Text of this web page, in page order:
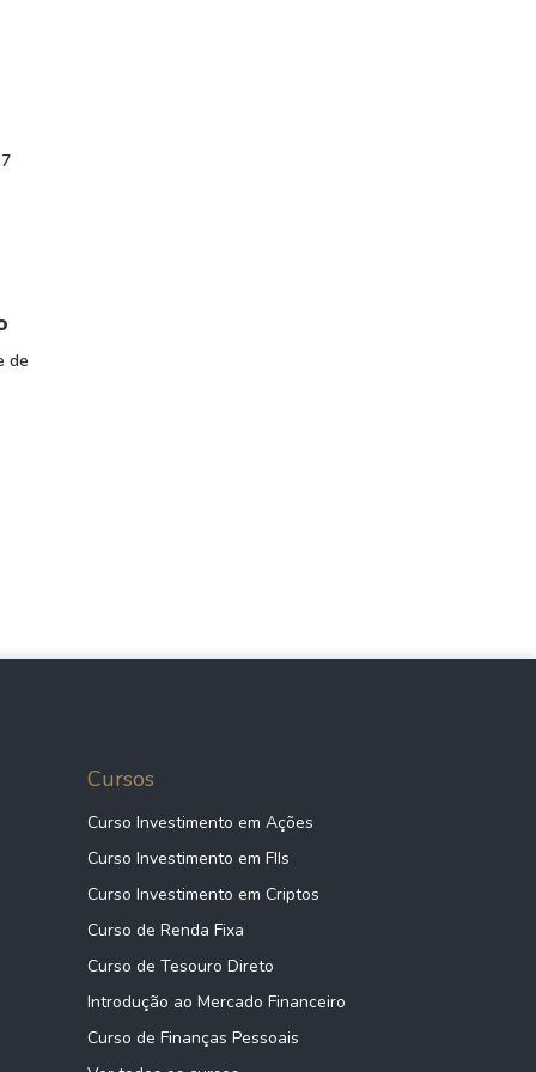
de
Cursos
Curso Investimento em Ações
Curso Investimento em FIIs
Curso Investimento em Criptos
Curso de Renda Fixa
Curso de Tesouro Direto
Introdução ao Mercado Financeiro
Curso de Finanças Pessoais